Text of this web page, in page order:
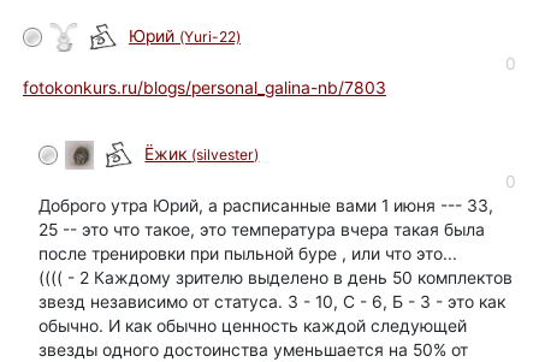
Юрий (Yuri-22)
0
fotokonkurs.ru/blogs/personal_galina-nb/7803
Ёжик (silvester)
0
Доброго утра Юрий, а расписанные вами 1 июня --- 33,
25 -- это что такое, это температура вчера такая была
после тренировки при пыльной буре , или что это...
(((( - 2 Каждому зрителю выделено в день 50 комплектов
звезд независимо от статуса. З - 10, С - 6, Б - 3 - это как
обычно. И как обычно ценность каждой следующей
звезды одного достоинства уменьшается на 50% от